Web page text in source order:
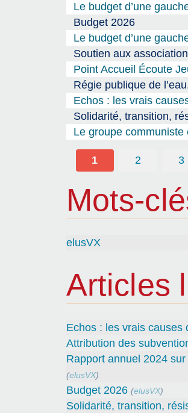
Le budget d’une
Budget 2026
Le budget d’une
Soutien aux
Point Accueil Écoute
Régie publique de
Echos : les vrais
Solidarité, transition,
Le groupe
1 2 3
Mots-
elusVX
Articles
Echos : les vrais causes
Attribution des
Rapport annuel 2024
(elusVX)
Budget 2026 (elusVX)
Solidarité, transition,